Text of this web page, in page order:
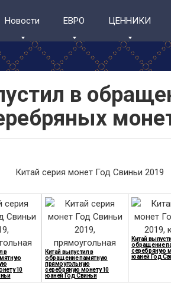
Новости ЕВРО ЦЕННИКИ
в
в
10
Китай выпустил в
обращение памятную
прямоугольную
серебряную монету 10
юаней Год Свиньи
Китай
обращение
серебряную
юаней Год